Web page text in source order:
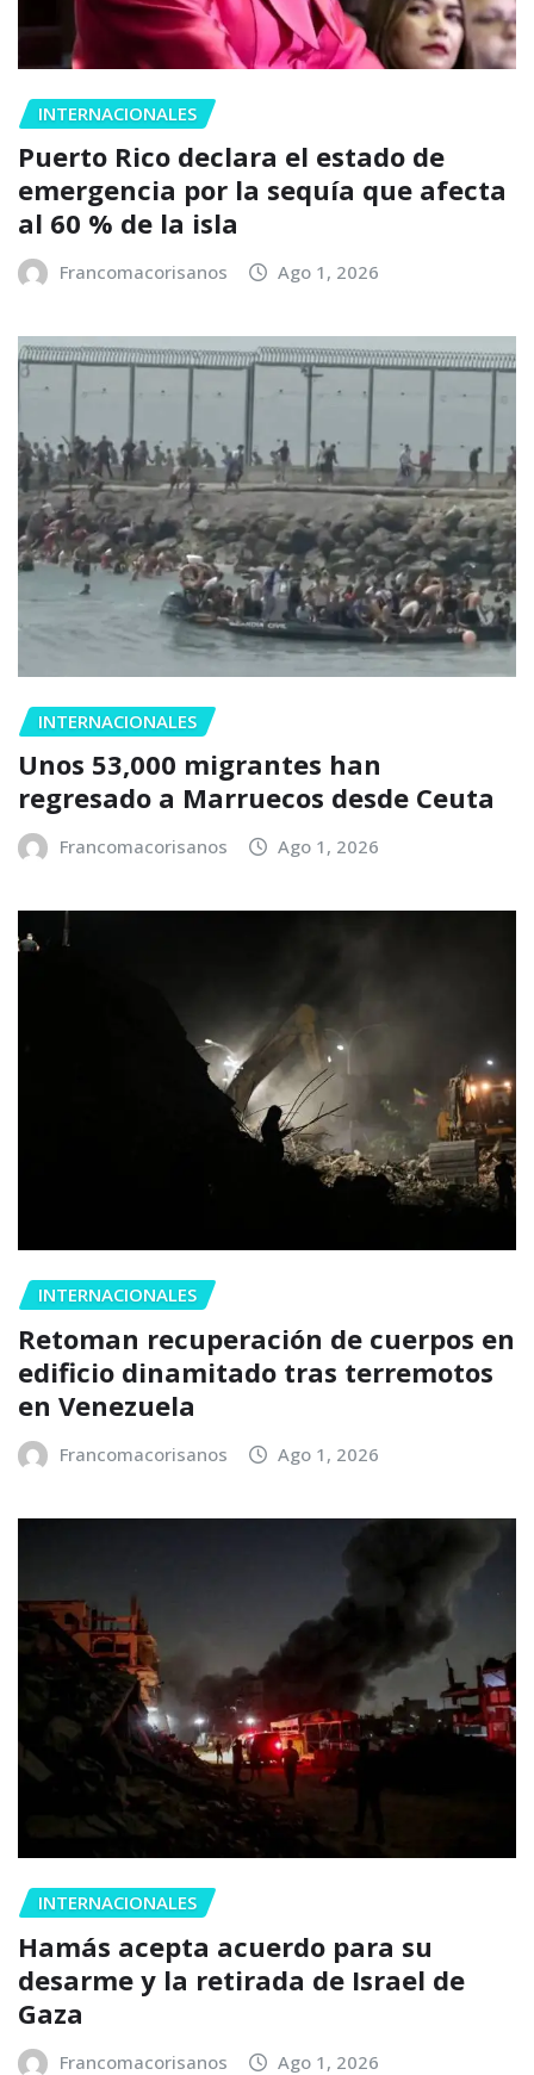
INTERNACIONALES
Puerto Rico declara el estado de
emergencia por la sequía que afecta
al 60 % de la isla
Francomacorisanos Ago 1, 2026
INTERNACIONALES
Unos 53,000 migrantes han
regresado a Marruecos desde Ceuta
Francomacorisanos Ago 1, 2026
INTERNACIONALES
Retoman recuperación de cuerpos en
edificio dinamitado tras terremotos
en Venezuela
Francomacorisanos Ago 1, 2026
INTERNACIONALES
Hamás acepta acuerdo para su
desarme y la retirada de Israel de
Gaza
Francomacorisanos Ago 1, 2026